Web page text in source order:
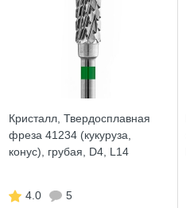
Кристалл, Твердосплавная
фреза 41234 (кукуруза,
конус), грубая, D4, L14
4.0
5